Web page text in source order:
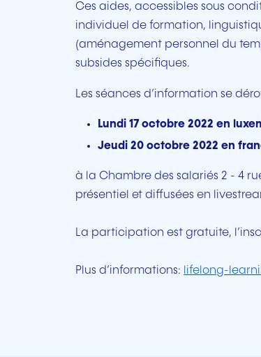
Ces aides, accessibles sous
individuel de formation,
(aménagement personnel du
subsides spécifiques.
Les séances d’information se
Lundi 17 octobre 2022 en
Jeudi 20 octobre 2022 en
à la Chambre des salariés 2 - 4
présentiel et diffusées en
La participation est gratuite,
Plus d’informations: lifelong-